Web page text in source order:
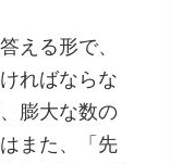
える形で、
ればならな
膨大な数の
また、「先